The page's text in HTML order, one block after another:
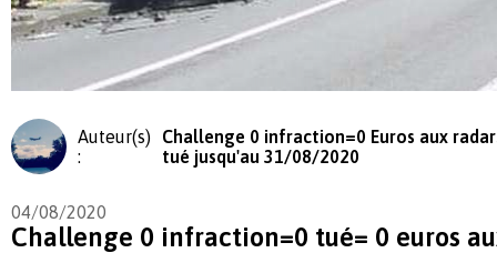
Auteur(s)
:
Challenge 0 infraction=0 Euros aux
tué jusqu'au 31/08/2020
04/08/2020
Challenge 0 infraction=0 tué= 0 euros